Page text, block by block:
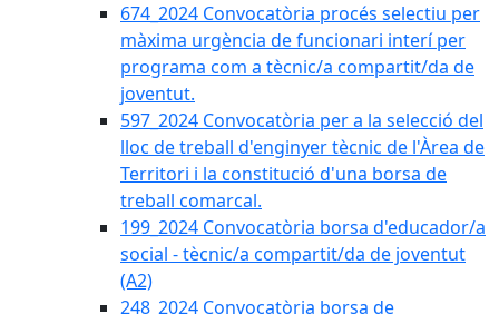
674_2024 Convocatòria procés selectiu per
màxima urgència de funcionari interí per
programa com a tècnic/a compartit/da de
joventut.
597_2024 Convocatòria per a la selecció del
lloc de treball d'enginyer tècnic de l'Àrea de
Territori i la constitució d'una borsa de
treball comarcal.
199_2024 Convocatòria borsa d'educador/a
social - tècnic/a compartit/da de joventut
(A2)
248_2024 Convocatòria borsa de